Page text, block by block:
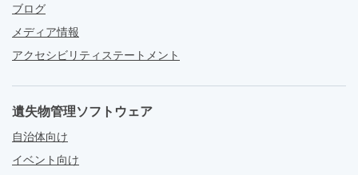
ブログ
メディア情報
アクセシビリティステートメント
遺失物管理ソフトウェア
自治体向け
イベント向け